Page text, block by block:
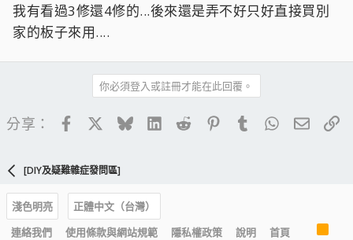
我有看過3修還4修的...後來還是弄不好只好直接買別
家的板子來用....
你必須登入或註冊才能在此回覆。
分享： FacebookBlueskyLinkedIn
Reddit PinterestTumblrWhatsApp
電子
[DIY及疑難雜症發問區]
淺色明亮
正體中文（台灣）
連絡我們
使用條款與網站規範 隱私權政策 說明 首頁